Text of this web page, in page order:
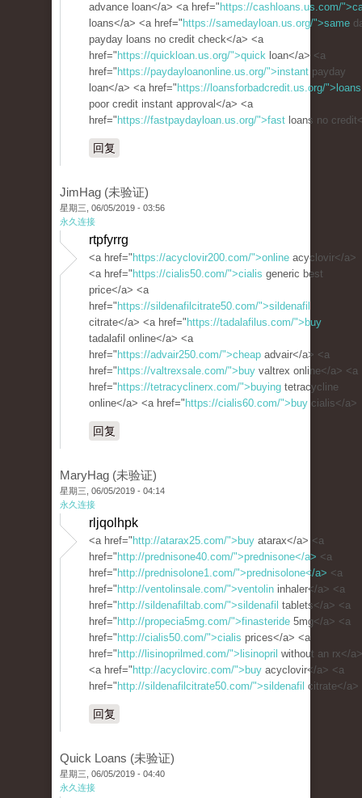
advance loan</a> <a href=" https://cashloans.us.com/
loans</a> <a href=" https://samedayloan.us.org/">same
payday loans no credit check</a> <a
href=" https://quickloan.us.org/">quick loan</a> <a
href=" https://paydayloanonline.us.org/">instant payday
loan</a> <a href=" https://loansforbadcredit.us.org/">loans
poor credit instant approval</a> <a
href=" https://fastpaydayloan.us.org/">fast loans no
回复
JimHag (未验证)
星期三, 06/05/2019 - 03:56
永久连接
rtpfyrrg
<a href=" https://acyclovir200.com/">online acyclovir</a>
<a href=" https://cialis50.com/">cialis generic best
price</a> <a
href=" https://sildenafilcitrate50.com/">sildenafil
citrate</a> <a href=" https://tadalafilus.com/">buy
tadalafil online</a> <a
href=" https://advair250.com/">cheap advair</a> <a
href=" https://valtrexsale.com/">buy valtrex online</a> <a
href=" https://tetracyclinerx.com/">buying tetracycline
online</a> <a href=" https://cialis60.com/">buy cialis</a>
回复
MaryHag (未验证)
星期三, 06/05/2019 - 04:14
永久连接
rljqolhpk
<a href=" http://atarax25.com/">buy atarax</a> <a
href=" http://prednisone40.com/">prednisone</a> <a
href=" http://prednisolone1.com/">prednisolone</a> <a
href=" http://ventolinsale.com/">ventolin inhaler</a> <a
href=" http://sildenafiltab.com/">sildenafil tablets</a> <a
href=" http://propecia5mg.com/">finasteride 5mg</a> <a
href=" http://cialis50.com/">cialis prices</a> <a
href=" http://lisinoprilmed.com/">lisinopril without an rx</a>
<a href=" http://acyclovirc.com/">buy acyclovir</a> <a
href=" http://sildenafilcitrate50.com/">sildenafil citrate</a>
回复
Quick Loans (未验证)
星期三, 06/05/2019 - 04:40
永久连接